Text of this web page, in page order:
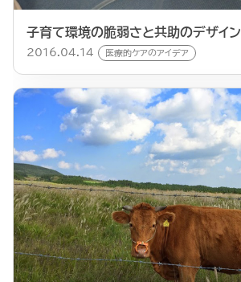
子育て環境の脆弱さと共助のデザイン
2016.04.14 医療的ケアのアイデア